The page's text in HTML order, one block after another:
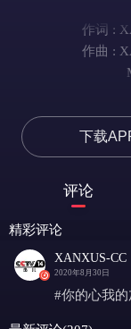
作词 :
作曲 :
为
可
下载
评论
精彩评论
XANXUS-CC
2020年8月30日
#你的心我